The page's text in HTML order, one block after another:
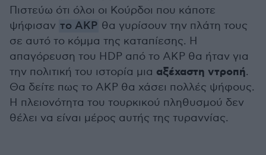
Πιστεύω ότι όλοι οι Κούρδοι που κάποτε
ψήφισαν το AKP θα γυρίσουν την πλάτη τους
σε αυτό το κόμμα της καταπίεσης. Η
απαγόρευση του HDP από το AKP θα ήταν για
την πολιτική του ιστορία μια αξέχαστη ντροπή.
Θα δείτε πως το AKP θα χάσει πολλές ψήφους.
Η πλειονότητα του τουρκικού πληθυσμού δεν
θέλει να είναι μέρος αυτής της τυραννίας.